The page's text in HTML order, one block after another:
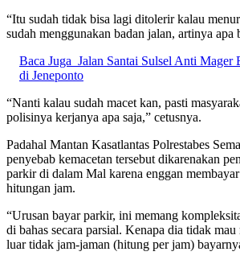
“Itu sudah tidak bisa lagi ditolerir kalau
sudah menggunakan badan jalan, artinya apa
Baca Juga Jalan Santai Sulsel Anti Mager
di Jeneponto
“Nanti kalau sudah macet kan, pasti
polisinya kerjanya apa saja,” cetusnya.
Padahal Mantan Kasatlantas Polrestabes
penyebab kemacetan tersebut dikarenakan
parkir di dalam Mal karena enggan
hitungan jam.
“Urusan bayar parkir, ini memang
di bahas secara parsial. Kenapa dia tidak
luar tidak jam-jaman (hitung per jam)